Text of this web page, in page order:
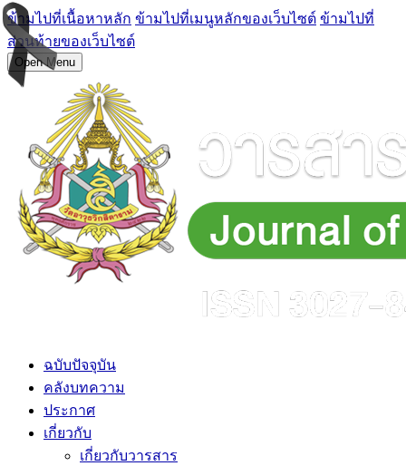
ข้ามไปที่เนื้อหาหลัก ข้ามไปที่เมนูหลักของเว็บไซต์ ข้ามไปที่
ส่วนท้ายของเว็บไซต์
Open Menu
ฉบับปัจจุบัน
คลังบทความ
ประกาศ
เกี่ยวกับ
เกี่ยวกับวารสาร